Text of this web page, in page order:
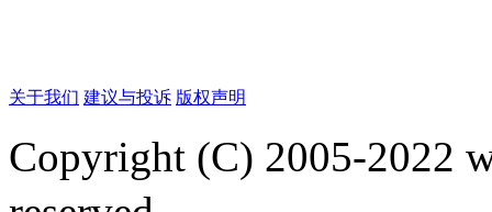
关于我们 建议与投诉 版权声明
Copyright (C) 2005-2022